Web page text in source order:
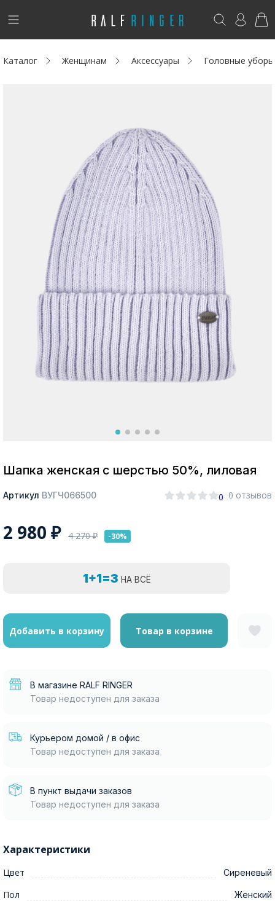
!
Новинки
Акции / Новости
Адреса магазинов
Москва
Возникли вопросы? - club@ralf.ru
Каталог Женщинам Аксессуары Головные уборы
Шапка женская с шерстью 50%, лиловая
Артикул ВУГЧ066500 0 0 отзывов
2 980 ₽ 4 270₽ -30%
1+1=3 НА ВСЁ
Добавить в корзину Товар в корзине
В магазине RALF RINGER
Товар недоступен для заказа
Курьером домой / в офис
Товар недоступен для заказа
В пункт выдачи заказов
Товар недоступен для заказа
Характеристики
Цвет Сиреневый
Пол Женский